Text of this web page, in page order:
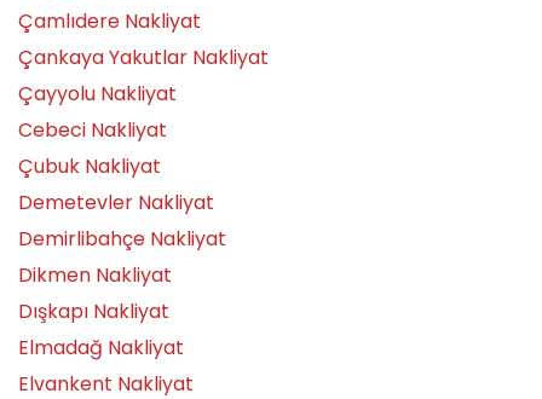
Çamlıdere Nakliyat
Çankaya Yakutlar Nakliyat
Çayyolu Nakliyat
Cebeci Nakliyat
Çubuk Nakliyat
Demetevler Nakliyat
Demirlibahçe Nakliyat
Dikmen Nakliyat
Dışkapı Nakliyat
Elmadağ Nakliyat
Elvankent Nakliyat